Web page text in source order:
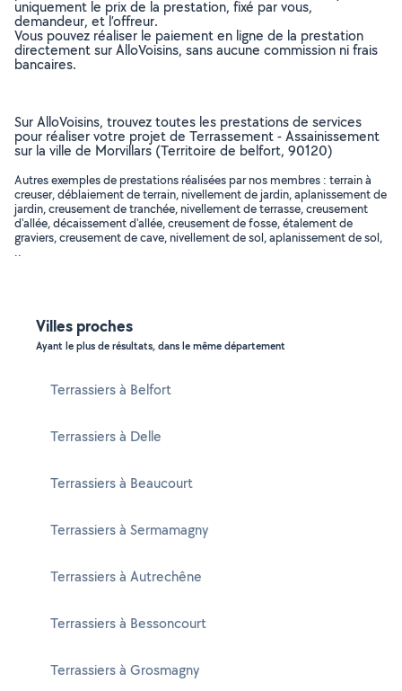
uniquement le prix de la prestation, fixé par vous,
demandeur, et l’offreur.
Vous pouvez réaliser le paiement en ligne de la prestation
directement sur AlloVoisins, sans aucune commission ni frais
bancaires.
Sur AlloVoisins, trouvez toutes les prestations de services
pour réaliser votre projet de Terrassement - Assainissement
sur la ville de Morvillars (Territoire de belfort, 90120)
Autres exemples de prestations réalisées par nos membres : terrain à
creuser, déblaiement de terrain, nivellement de jardin, aplanissement de
jardin, creusement de tranchée, nivellement de terrasse, creusement
d'allée, décaissement d'allée, creusement de fosse, étalement de
graviers, creusement de cave, nivellement de sol, aplanissement de sol,
..
Villes proches
Ayant le plus de résultats, dans le même département
Terrassiers à Belfort
Terrassiers à Delle
Terrassiers à Beaucourt
Terrassiers à Sermamagny
Terrassiers à Autrechêne
Terrassiers à Bessoncourt
Terrassiers à Grosmagny